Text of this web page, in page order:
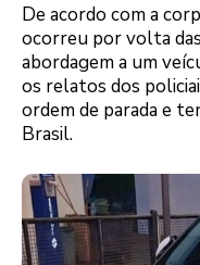
De acordo com a
ocorreu por volta
abordagem a um
os relatos dos
ordem de parada e
Brasil.